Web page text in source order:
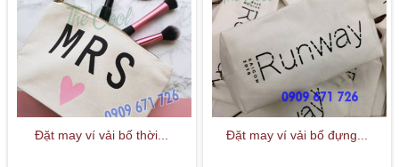
Đặt may ví vải bố thời... Đặt may ví vải bố đựng...